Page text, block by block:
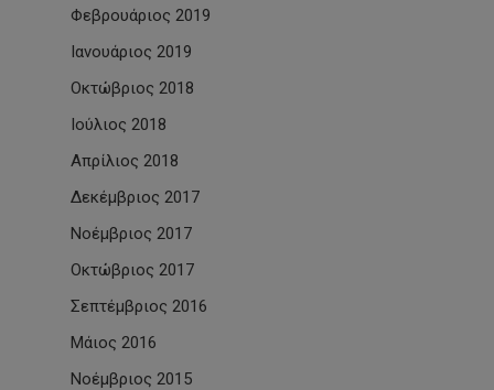
Φεβρουάριος 2019
Ιανουάριος 2019
Οκτώβριος 2018
Ιούλιος 2018
Απρίλιος 2018
Δεκέμβριος 2017
Νοέμβριος 2017
Οκτώβριος 2017
Σεπτέμβριος 2016
Μάιος 2016
Νοέμβριος 2015